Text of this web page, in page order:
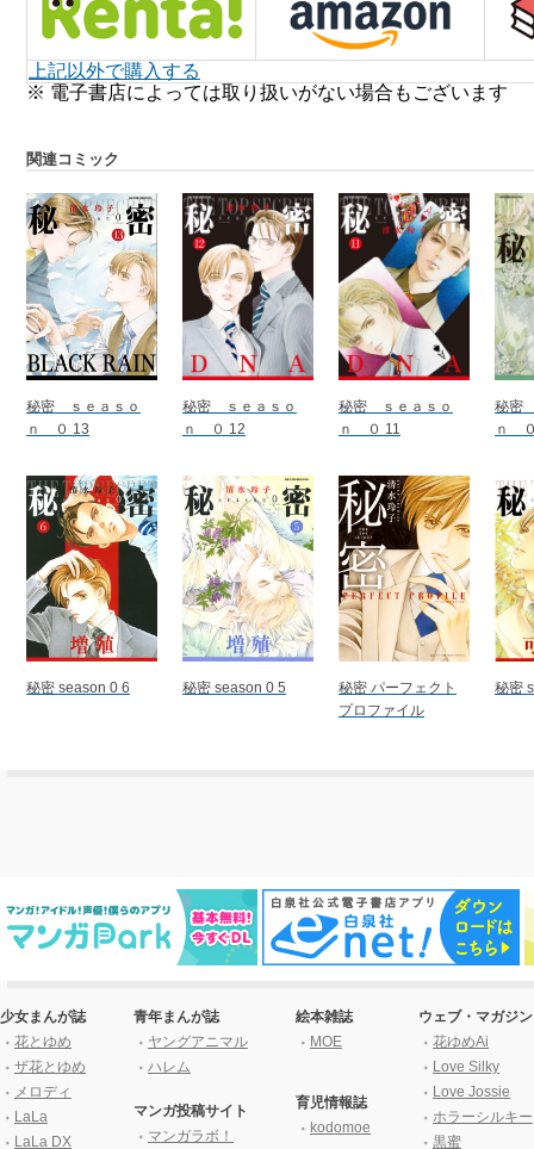
上記以外で購入する
※ 電子書店によっては取り扱いがない場合もございます
関連コミック
秘密 ｓｅａｓｏ
ｎ ０ 13
秘密 ｓｅａｓｏ
ｎ ０ 12
秘密 ｓｅａｓｏ
ｎ ０ 11
秘密
ｎ
秘密 season 0 6 秘密 season 0 5
秘密 パーフェクト
プロファイル
秘密
少女まんが誌
花とゆめ
ザ花とゆめ
メロディ
LaLa
LaLa DX
青年まんが誌
ヤングアニマル
ハレム
マンガ投稿サイト
マンガラボ！
絵本雑誌
MOE
育児情報誌
kodomoe
ウェブ・マガジン
花ゆめAi
Love Silky
Love Jossie
ホラーシルキー
黒蜜